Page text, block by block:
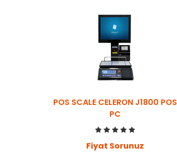
POS SCALE CELERON J1800 POS
PC
Fiyat Sorunuz